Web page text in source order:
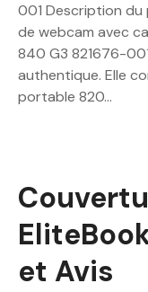
001 Description
de webcam avec
840 G3 821676-
authentique. Elle
portable 820…
et Avis